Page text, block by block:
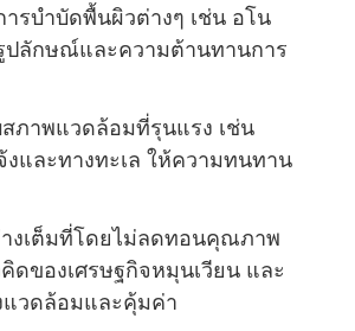
รบําบัดพื้นผิวต่างๆ เช่น อโน
ปลักษณ์และความต้านทานการ
ภาพแวดล้อมที่รุนแรง เช่น
และทางทะเล ให้ความทนทาน
งเต็มที่โดยไม่ลดทอนคุณภาพ
ของเศรษฐกิจหมุนเวียน และ
แวดล้อมและคุ้มค่า